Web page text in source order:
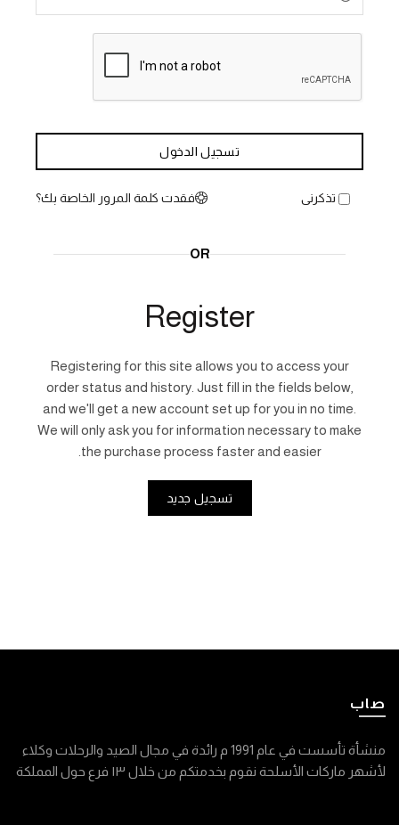
تسجيل الدخول
فقدت كلمة المرور الخاصة بك؟ تذكرنى
OR
Register
Registering for this site allows you to access your
order status and history. Just fill in the fields below,
and we'll get a new account set up for you in no time.
We will only ask you for information necessary to make
the purchase process faster and easier.
تسجيل جديد
صاب
منشأة تأسست في عام 1991 م رائدة في مجال الصيد والرحلات وكلاء
لأشهر ماركات الأسلحة نقوم بخدمتكم من خلال ١٣ فرع حول المملكة